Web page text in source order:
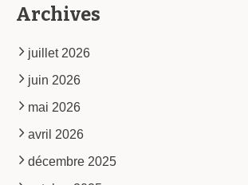
Archives
juillet 2026
juin 2026
mai 2026
avril 2026
décembre 2025